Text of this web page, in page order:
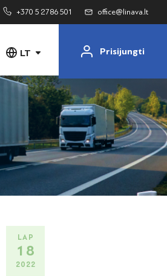
+370 5 2786 501 office@linava.lt
LT Prisijungti
LAP
18
2022